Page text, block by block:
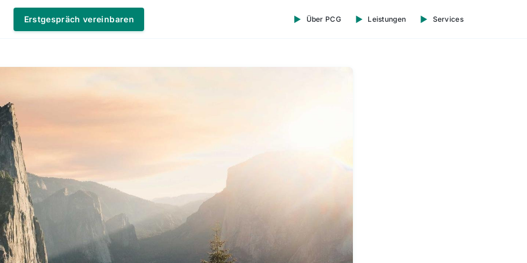
Erstgespräch vereinbaren Über PCG Leistungen Services